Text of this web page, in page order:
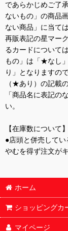
であらかじめご了
ないもの」の商品
ない商品」に当て
再販表記の星マー
るカードについて
もの」は「★なし
り」となりますの
（★あり）の記載
「商品名に表記の
い。
【在庫数について】
●店頭と併売してい
やむを得ず注文が
ホーム
ショッピングカ
マイページ